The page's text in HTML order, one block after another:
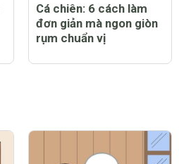
Cá chiên: 6 cách làm
đơn giản mà ngon giòn
rụm chuẩn vị